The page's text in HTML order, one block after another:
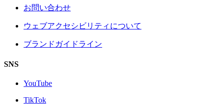
お問い合わせ
ウェブアクセシビリティについて
ブランドガイドライン
SNS
YouTube
TikTok